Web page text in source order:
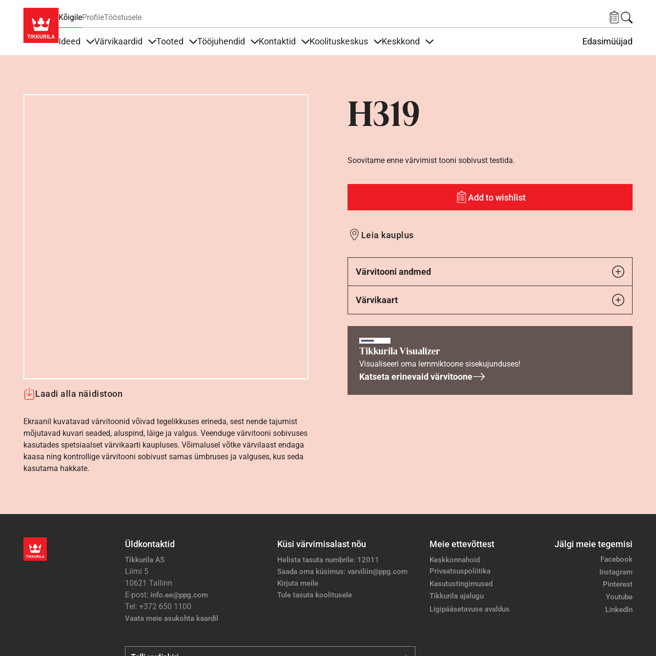
KõigileProfileTööstusele
Ideed Värvikaardid Tooted Tööjuhendid Kontaktid Koolituskeskus Keskkond Edasimüüjad
H319
Laadi alla näidistoon
Ekraanil kuvatavad värvitoonid võivad tegelikkuses erineda, sest nende tajumist
mõjutavad kuvari seaded, aluspind, läige ja valgus. Veenduge värvitooni sobivuses
kasutades spetsiaalset värvikaarti kaupluses. Võimalusel võtke värvilaast endaga
kaasa ning kontrollige värvitooni sobivust samas ümbruses ja valguses, kus seda
kasutama hakkate.
Soovitame enne värvimist tooni sobivust testida.
Add to wishlist
Leia kauplus
Värvitooni andmed
Värvikaart
Tikkurila Visualizer
Visualiseeri oma lemmiktoone sisekujunduses!
Katseta erinevaid värvitoone
Üldkontaktid
Tikkurila AS
Liimi 5
10621 Tallinn
E-post: info.ee@ppg.com
Tel: +372 650 1100
Vaata meie asukohta kaardil
Küsi värvimisalast nõu
Helista tasuta numbrile: 12011
Saada oma küsimus: varviliin@ppg.com
Kirjuta meile
Tule tasuta koolitusele
Meie ettevõttest
Keskkonnahoid
Privaatsuspoliitika
Kasutustingimused
Tikkurila ajalugu
Ligipääsetavuse avaldus
Jälgi meie tegemisi
Facebook
Instagram
Pinterest
Youtube
LinkedIn